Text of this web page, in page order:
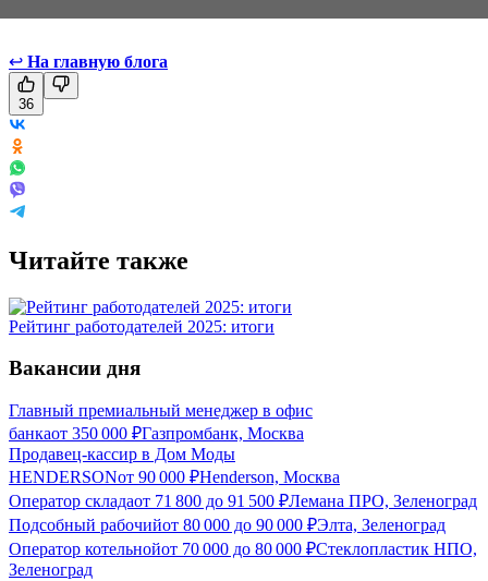
↩ На главную блога
36
Читайте также
Рейтинг работодателей 2025: итоги
Вакансии дня
Главный премиальный менеджер в офис
банкаот 350 000 ₽Газпромбанк, Москва
Продавец-кассир в Дом Моды
HENDERSONот 90 000 ₽Henderson, Москва
Оператор складаот 71 800 до 91 500 ₽Лемана ПРО, Зеленоград
Подсобный рабочийот 80 000 до 90 000 ₽Элта, Зеленоград
Оператор котельнойот 70 000 до 80 000 ₽Стеклопластик НПО,
Зеленоград